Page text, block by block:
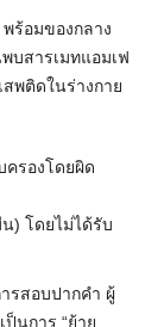
ร้อมของกลาง
บสารเมทแอมเฟ
พติดในร่างกาย
ครองโดยผิด
) โดยไม่ได้รับ
รสอบปากคำ ผู้
นการ “ย้าย